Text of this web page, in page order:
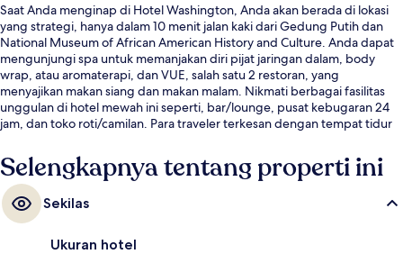
Saat Anda menginap di Hotel Washington, Anda akan berada di lokasi
yang strategi, hanya dalam 10 menit jalan kaki dari Gedung Putih dan
National Museum of African American History and Culture. Anda dapat
mengunjungi spa untuk memanjakan diri pijat jaringan dalam, body
wrap, atau aromaterapi, dan VUE, salah satu 2 restoran, yang
menyajikan makan siang dan makan malam. Nikmati berbagai fasilitas
unggulan di hotel mewah ini seperti, bar/lounge, pusat kebugaran 24
jam, dan toko roti/camilan. Para traveler terkesan dengan tempat tidur
McPherson Sq. berjarak 7 menit dan Stasiun Center berjarak 8 menit.
Selengkapnya tentang properti ini
Sekilas
Ukuran hotel